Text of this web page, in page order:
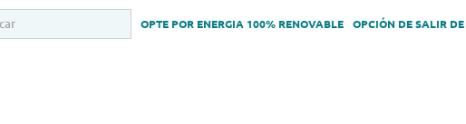
OPTE POR ENERGIA 100% RENOVABLE OPCIÓN DE SALIR